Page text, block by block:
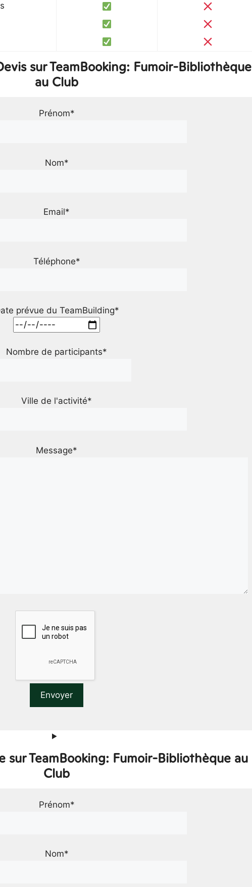
sur TeamBooking: Fumoir-Bibliothèque
au Club
Prénom*
Nom*
Email*
Téléphone*
prévue du TeamBuilding*
Nombre de participants*
Ville de l'activité*
Message*
sur TeamBooking: Fumoir-Bibliothèque au
Club
Prénom*
Nom*